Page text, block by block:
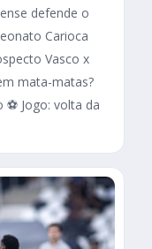
defende o
Carioca
Vasco x
mata-matas?
⚽ Jogo: volta da